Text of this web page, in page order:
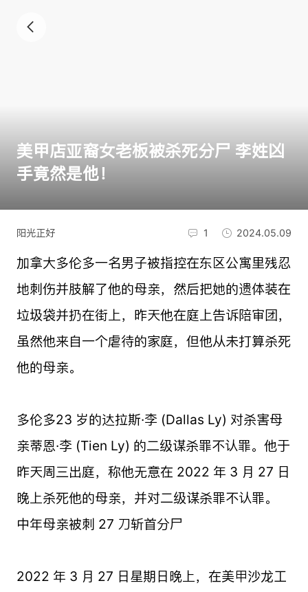
美甲店亚裔女老板被杀死分尸 李姓凶
手竟然是他！
阳光正好 1 2024.05.09
加拿大多伦多一名男子被指控在东区公寓里残忍
地刺伤并肢解了他的母亲，然后把她的遗体装在
垃圾袋并扔在街上，昨天他在庭上告诉陪审团，
虽然他来自一个虐待的家庭，但他从未打算杀死
他的母亲。
多伦多23 岁的达拉斯·李 (Dallas Ly) 对杀害母
亲蒂恩·李 (Tien Ly) 的二级谋杀罪不认罪。他于
昨天周三出庭，称他无意在 2022 年 3 月 27 日
晚上杀死他的母亲，并对二级谋杀罪不认罪。
中年母亲被刺 27 刀斩首分尸
2022 年 3 月 27 日星期日晚上，在美甲沙龙工